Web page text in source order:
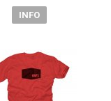
INFO